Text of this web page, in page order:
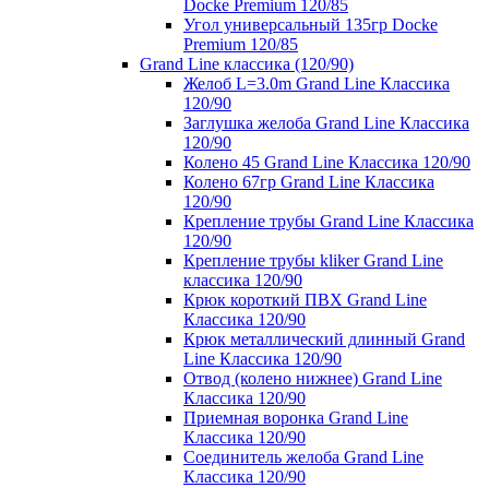
Docke Premium 120/85
Угол универсальный 135гр Docke
Premium 120/85
Grand Line классика (120/90)
Желоб L=3.0m Grand Line Классика
120/90
Заглушка желоба Grand Line Классика
120/90
Колено 45 Grand Line Классика 120/90
Колено 67гр Grand Line Классика
120/90
Крепление трубы Grand Line Классика
120/90
Крепление трубы kliker Grand Line
классика 120/90
Крюк короткий ПВХ Grand Line
Классика 120/90
Крюк металлический длинный Grand
Line Классика 120/90
Отвод (колено нижнее) Grand Line
Классика 120/90
Приемная воронка Grand Line
Классика 120/90
Соединитель желоба Grand Line
Классика 120/90